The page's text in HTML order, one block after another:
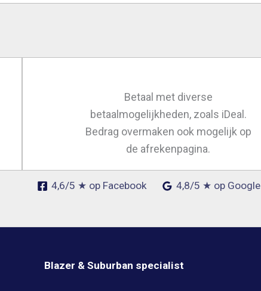
Betaal met diverse
betaalmogelijkheden, zoals iDeal.
Bedrag overmaken ook mogelijk op
de afrekenpagina.
4,6/5 ★ op Facebook 4,8/5 ★ op Google
Blazer & Suburban specialist